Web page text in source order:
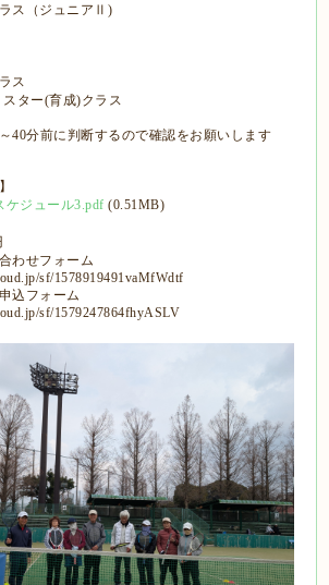
ス（ジュニアⅡ)
ス
ター(育成)クラス
40分前に判断するので確認をお願いします
ケジュール3.pdf (0.51MB)
わせフォーム
sf/1578919491vaMfWdtf
込フォーム
sf/1579247864fhyASLV